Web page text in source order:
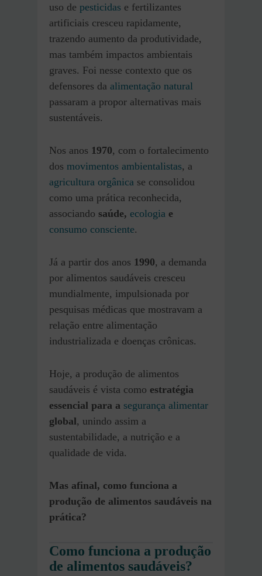
uso de pesticidas e fertilizantes
artificiais cresceu rapidamente,
trazendo aumento da produtividade,
mas também impactos ambientais
graves. Foi nesse contexto que os
defensores da alimentação natural
passaram a propor alternativas mais
sustentáveis.
Nos anos 1970, com o fortalecimento
dos movimentos ambientalistas, a
agricultura orgânica se consolidou
como uma prática reconhecida,
associando saúde, ecologia e
consumo consciente.
Já a partir dos anos 1990, a demanda
por alimentos saudáveis cresceu
mundialmente, impulsionada por
pesquisas médicas que mostravam a
relação entre alimentação
industrializada e doenças crônicas.
Hoje, a produção de alimentos
saudáveis é vista como estratégia
essencial para a segurança alimentar
global, unindo assim a
sustentabilidade, a nutrição e a
qualidade de vida.
Mas afinal, como funciona a
produção de alimentos saudáveis na
prática?
Como funciona a produção
de alimentos saudáveis?